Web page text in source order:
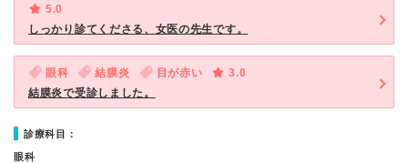
5.0
しっかり診てくださる、女医の先生です。
眼科 結膜炎 目が赤い
3.0
結膜炎で受診しました。
診療科目：
眼科